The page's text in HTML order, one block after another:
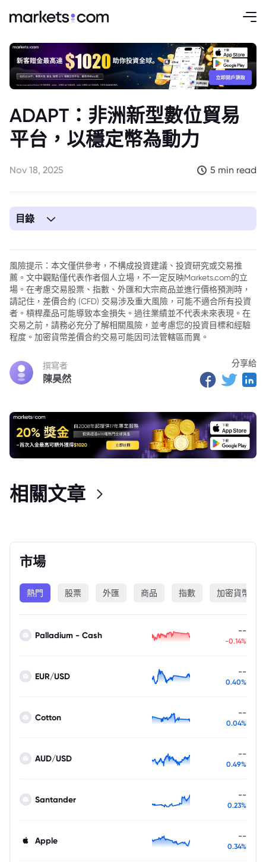
ADAPT：非洲新型數位貿易
平台，以穩定幣為動力
Nov 18, 2025 5 min read
目錄
風險提示：本文僅供參考，不構成投資建議、投資研究或交易推
薦。文中觀點僅代表作者個人立場，不一定反映Markets.com的立
場。在考慮交易股票、指數、外匯和大宗商品並進行價格預測時，
請記住，差價合約 (CFD) 交易涉及重大風險，可能不適合所有投資
者。槓桿產品可能導致本金損失。過往業績並不代表未來表現。在
交易之前，請務必充分了解相關風險，並考慮您的投資目標和經驗
程度。加密貨幣差價合約交易可能因司法管轄區而異。
撰寫者
陳昊然
分享給
市場
熱門 股票 外匯 商品 指數 加密貨幣
Palladium - Cash --
-0.14%
EUR/USD --
0.40%
Cotton --
0.04%
AUD/USD --
0.49%
Santander --
0.23%
Apple --
0.34%
相關文章